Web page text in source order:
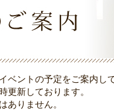
ベントの予定をご案内し
更新しております。
ありません。